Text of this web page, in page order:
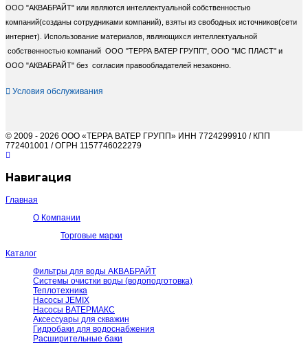
ООО "АКВАБРАЙТ" или являются интеллектуальной собственностью
компаний(созданы сотрудниками компаний), взяты из свободных источников(сети
интернет). Использование материалов, являющихся интеллектуальной
собственностью компаний ООО "ТЕРРА ВАТЕР ГРУПП", ООО "МС ПЛАСТ" и
ООО "АКВАБРАЙТ" без согласия правообладателей незаконно.
Условия обслуживания
© 2009 - 2026 ООО «ТЕРРА ВАТЕР ГРУПП» ИНН 7724299910 / КПП
772401001 / ОГРН 1157746022279
Навигация
Главная
О Компании
Торговые марки
Каталог
Фильтры для воды АКВАБРАЙТ
Системы очистки воды (водоподготовка)
Теплотехника
Насосы JEMIX
Насосы ВАТЕРМАКС
Аксессуары для скважин
Гидробаки для водоснабжения
Расширительные баки